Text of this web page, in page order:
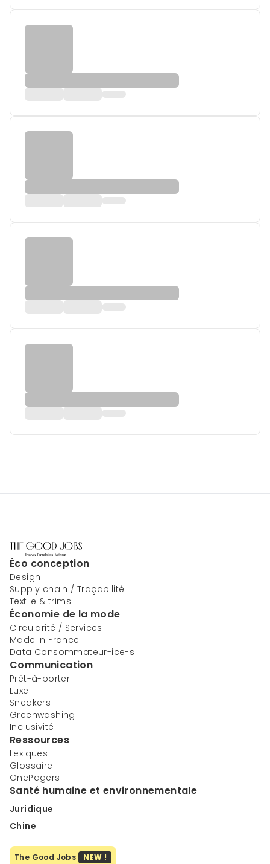
Éco conception
Design
Supply chain / Traçabilité
Textile & trims
Économie de la mode
Circularité / Services
Made in France
Data Consommateur-ice-s
Communication
Prêt-à-porter
Luxe
Sneakers
Greenwashing
Inclusivité
Ressources
Lexiques
Glossaire
OnePagers
Santé humaine et environnementale
Juridique
Chine
The Good Jobs NEW !